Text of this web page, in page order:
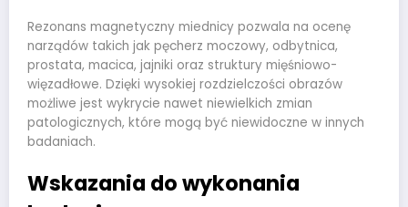
Rezonans magnetyczny miednicy pozwala na ocenę
narządów takich jak pęcherz moczowy, odbytnica,
prostata, macica, jajniki oraz struktury mięśniowo-
więzadłowe. Dzięki wysokiej rozdzielczości obrazów
możliwe jest wykrycie nawet niewielkich zmian
patologicznych, które mogą być niewidoczne w innych
badaniach.
Wskazania do wykonania